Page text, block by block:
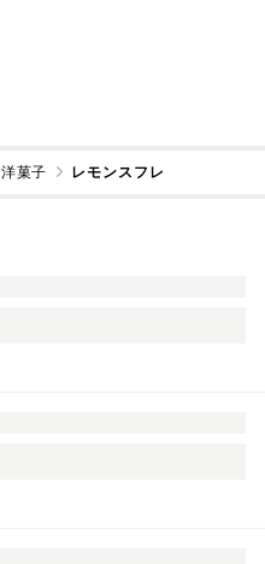
洋菓子 レモンスフレ